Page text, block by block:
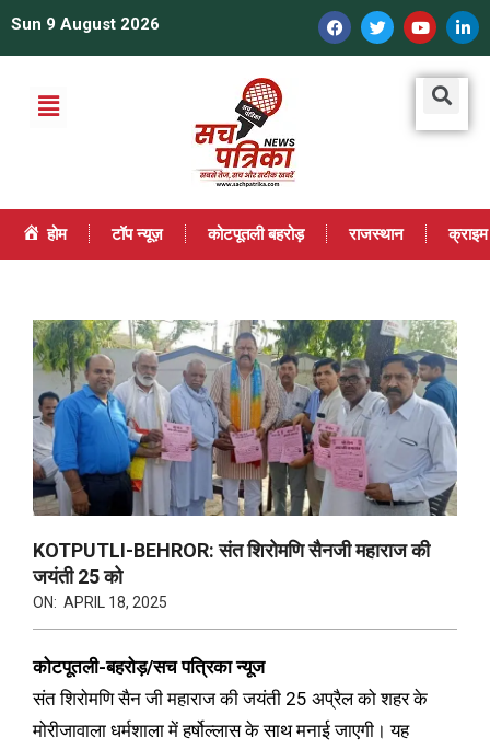
Sun 9 August 2026
होम टॉप न्यूज़ कोटपूतली बहरोड़ राजस्थान क्राइम
KOTPUTLI-BEHROR: संत शिरोमणि सैनजी महाराज की
जयंती 25 को
ON: APRIL 18, 2025
कोटपूतली-बहरोड़/सच पत्रिका न्यूज
संत शिरोमणि सैन जी महाराज की जयंती 25 अप्रैल को शहर के
मोरीजावाला धर्मशाला में हर्षोल्लास के साथ मनाई जाएगी। यह